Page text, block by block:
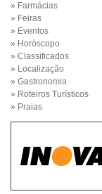
» Farmácias
» Feiras
» Eventos
» Horóscopo
» Classificados
» Localização
» Gastronomia
» Roteiros Turísticos
» Praias